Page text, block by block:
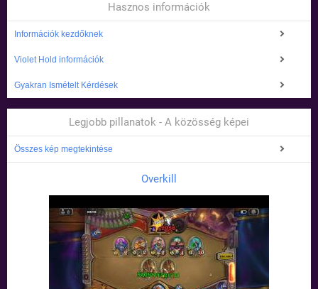
Hasznos információk
Információk kezdőknek
Violet Hold információk
Gyakran Ismételt Kérdések
Legjobb pillanatok - A közösség képei
Összes kép megtekintése
Overkill